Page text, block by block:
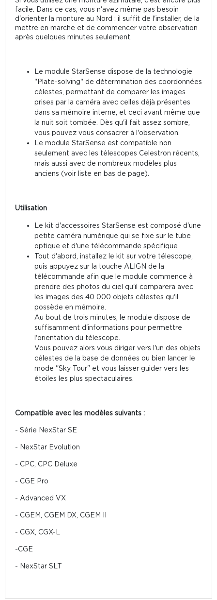
facile. Dans ce cas, vous n'avez même pas besoin
d'orienter la monture au Nord : il suffit de l'installer, de la
mettre en marche et de commencer votre observation
après quelques minutes seulement.
Le module StarSense dispose de la technologie
"Plate-solving" de détermination des coordonnées
célestes, permettant de comparer les images
prises par la caméra avec celles déjà présentes
dans sa mémoire interne, et ceci avant même que
la nuit soit tombée. Dès qu'il fait assez sombre,
vous pouvez vous consacrer à l'observation.
Le module StarSense est compatible non
seulement avec les télescopes Celestron récents,
mais aussi avec de nombreux modèles plus
anciens (voir liste en bas de page).
Utilisation
Le kit d'accessoires StarSense est composé d'une
petite caméra numérique qui se fixe sur le tube
optique et d'une télécommande spécifique.
Tout d'abord, installez le kit sur votre télescope,
puis appuyez sur la touche ALIGN de la
télécommande afin que le module commence à
prendre des photos du ciel qu'il comparera avec
les images des 40 000 objets célestes qu'il
possède en mémoire.
Au bout de trois minutes, le module dispose de
suffisamment d'informations pour permettre
l'orientation du télescope.
Vous pouvez alors vous diriger vers l'un des objets
célestes de la base de données ou bien lancer le
mode "Sky Tour" et vous laisser guider vers les
étoiles les plus spectaculaires.
Compatible avec les modèles suivants :
- Série NexStar SE
- NexStar Evolution
- CPC, CPC Deluxe
- CGE Pro
- Advanced VX
- CGEM, CGEM DX, CGEM II
- CGX, CGX-L
-CGE
- NexStar SLT